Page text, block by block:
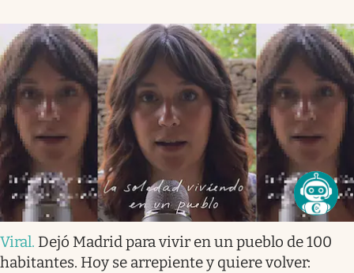
Viral. Dejó Madrid para vivir en un pueblo de 100
habitantes. Hoy se arrepiente y quiere volver: